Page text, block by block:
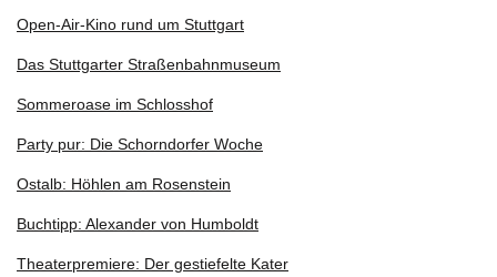
Open-Air-Kino rund um Stuttgart
Das Stuttgarter Straßenbahnmuseum
Sommeroase im Schlosshof
Party pur: Die Schorndorfer Woche
Ostalb: Höhlen am Rosenstein
Buchtipp: Alexander von Humboldt
Theaterpremiere: Der gestiefelte Kater